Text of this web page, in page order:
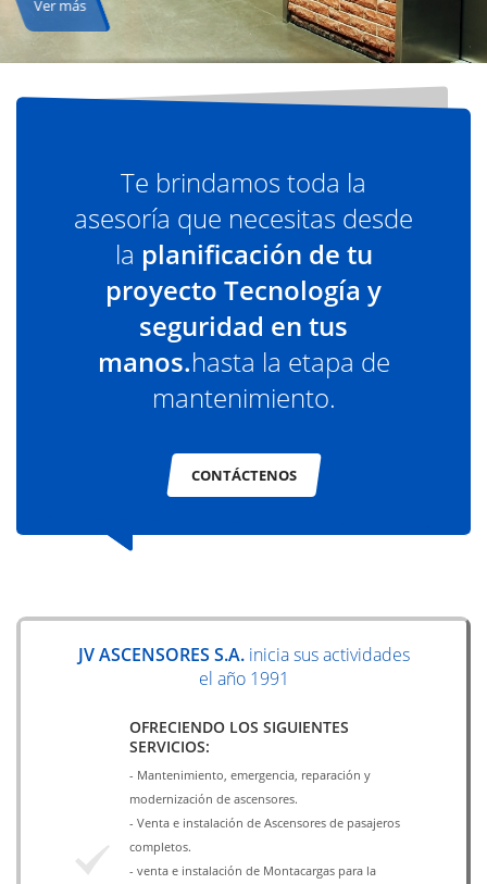
Te brindamos toda la
asesoría que necesitas desde
la planificación de tu
proyecto Tecnología y
seguridad en tus
manos.hasta la etapa de
mantenimiento.
CONTÁCTENOS
JV ASCENSORES S.A. inicia sus actividades
el año 1991
OFRECIENDO LOS SIGUIENTES
SERVICIOS:
- Mantenimiento, emergencia, reparación y
modernización de ascensores.
- Venta e instalación de Ascensores de pasajeros
completos.
- venta e instalación de Montacargas para la